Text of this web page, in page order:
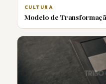
CULTURA
Modelo de